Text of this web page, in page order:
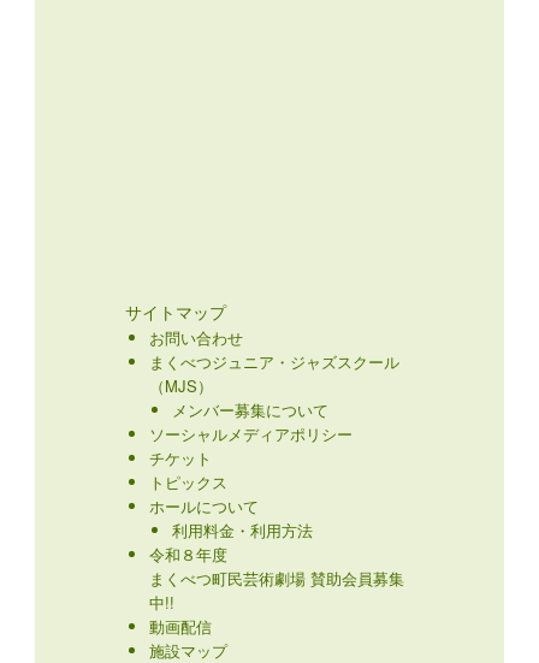
サイトマップ
お問い合わせ
まくべつジュニア・ジャズスクール
（MJS）
メンバー募集について
ソーシャルメディアポリシー
チケット
トピックス
ホールについて
利用料金・利用方法
令和８年度
まくべつ町民芸術劇場 賛助会員募集
中!!
動画配信
施設マップ